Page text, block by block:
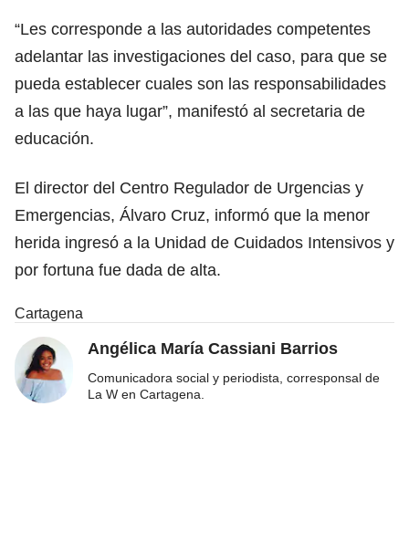
“Les corresponde a las autoridades competentes
adelantar las investigaciones del caso, para que se
pueda establecer cuales son las responsabilidades
a las que haya lugar”, manifestó al secretaria de
educación.
El director del Centro Regulador de Urgencias y
Emergencias, Álvaro Cruz, informó que la menor
herida ingresó a la Unidad de Cuidados Intensivos y
por fortuna fue dada de alta.
Cartagena
Angélica María Cassiani Barrios
Comunicadora social y periodista, corresponsal de
La W en Cartagena.